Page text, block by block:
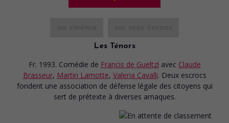
Les Ténors
Fr. 1993. Comédie de Francis de Gueltzl avec Claude
Brasseur, Martin Lamotte, Valeria Cavalli. Deux escrocs
fondent une association de défense légale des citoyens qui
sert de prétexte à diverses arnaques.